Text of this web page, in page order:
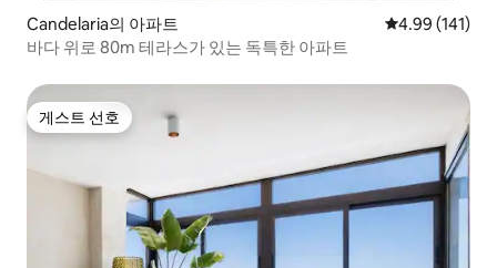
Candelaria의 아파트 평점 4.99점(5
4.99 (141)
바다 위로 80m 테라스가 있는 독특한 아파트
게스트 선호
게스트 선호